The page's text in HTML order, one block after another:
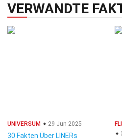
VERWANDTE
UNIVERSUM 29 Jun 2025
30 Fakten Über LINERs